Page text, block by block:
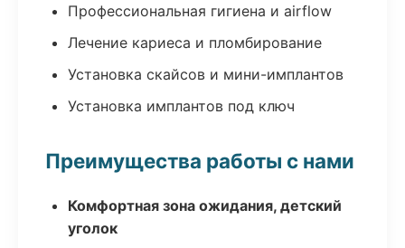
Профессиональная гигиена и airflow
Лечение кариеса и пломбирование
Установка скайсов и мини-имплантов
Установка имплантов под ключ
Преимущества работы с нами
Комфортная зона ожидания, детский
уголок